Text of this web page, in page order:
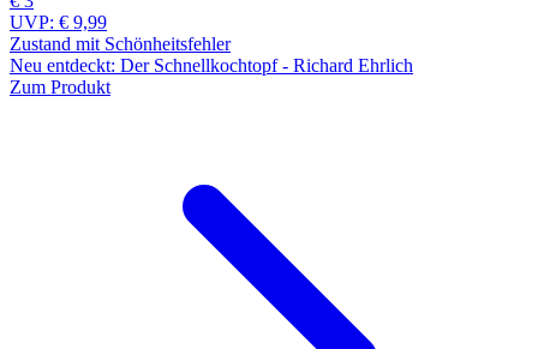
UVP: € 9,99
Zustand mit Schönheitsfehler
Neu entdeckt: Der Schnellkochtopf - Richard Ehrlich
Zum Produkt